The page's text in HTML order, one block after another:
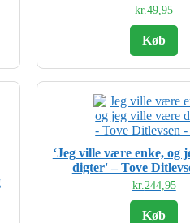
kr.49,95
Køb
‘Jeg ville være enke, og
digter' – Tove
kr. 244,95
Køb